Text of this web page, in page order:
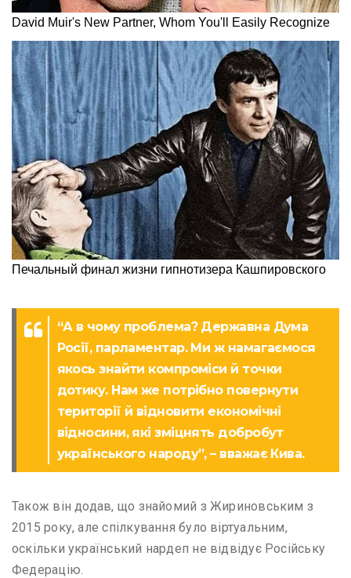
“А в чому проблема? Державна Дума
Росії, парламентар. Ми ж намагаємося
якось знайти компроміси й точки
дотику. Нам же потрібно повернути
території й відновити економічні
відносини, які зміцнять добробут
українського народу”, – вважає Кива.
Також він додав, що знайомий з Жириновським з
2015 року, але спілкування було віртуальним,
оскільки український нардеп не відвідує Російську
Федерацію.